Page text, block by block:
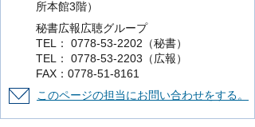
所本館3階）
秘書広報広聴グループ
TEL： 0778-53-2202（秘書）
TEL： 0778-53-2203（広報）
FAX：0778-51-8161
このページの担当にお問い合わせをする。